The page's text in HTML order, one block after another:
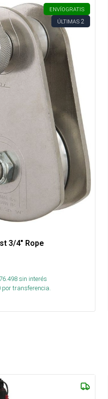
ENVÍOGRATIS
ÚLTIMAS 2
3/4" Rope
76.498sin interés
por transferencia.